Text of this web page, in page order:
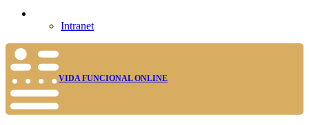
Intranet
VIDA FUNCIONAL ONLINE